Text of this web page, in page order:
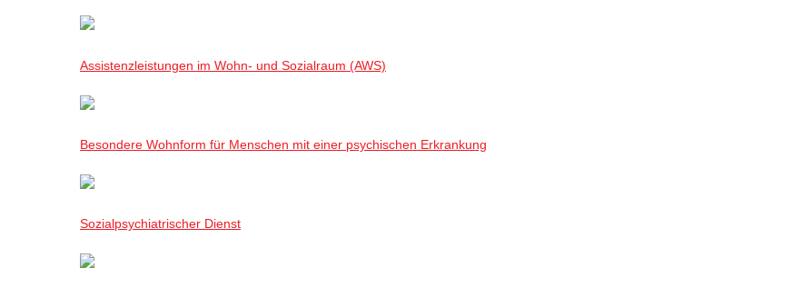
Assistenzleistungen im Wohn- und Sozialraum (AWS)
Besondere Wohnform für Menschen mit einer psychischen Erkrankung
Sozialpsychiatrischer Dienst